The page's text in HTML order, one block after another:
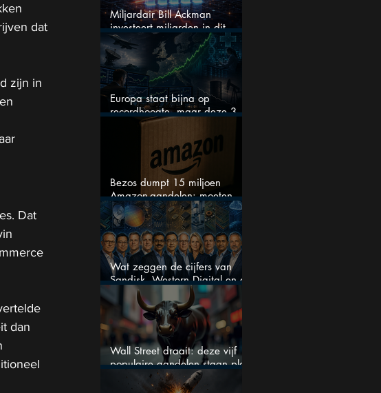
dat
zijn in
Dat
dan
Miljardair Bill Ackman
investeert miljarden in dit
techaandeel
Europa staat bijna op
recordhoogte, maar deze 3
sectoren vallen nu op
Bezos dumpt 15 miljoen
Amazon-aandelen: moeten
beleggers zich zorgen maken?
Wat zeggen de cijfers van
Sandisk, Western Digital en de
AI-Infrastructuur aandelen mij
werkelijk
Wall Street draait: deze vijf
populaire aandelen staan plots
onder spanning